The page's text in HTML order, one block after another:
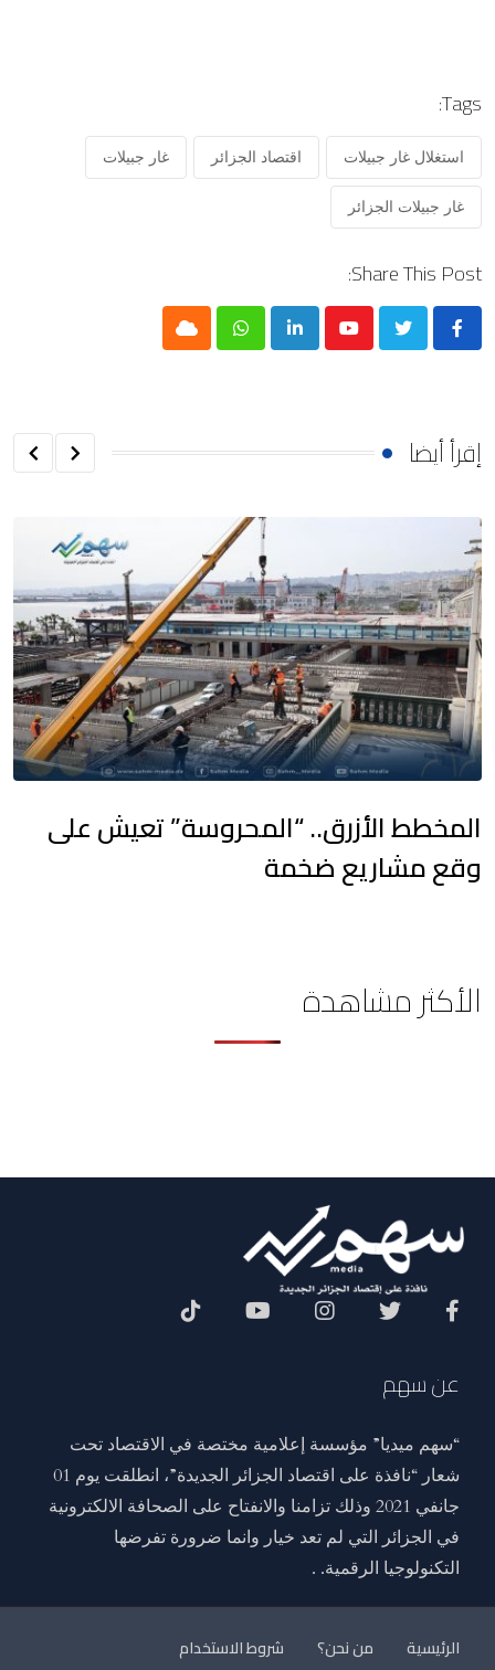
Tags:
استغلال غار جبيلات اقتصاد الجزائر غار جبيلات
غار جبيلات الجزائر
Share This Post:
Youtube
LinkedIn
Whatsapp
Cloud
إقرأ أيضا
المخطط الأزرق.. “المحروسة” تعيش على
وقع مشاريع ضخمة
الأكثر مشاهدة
عن سهم
“سهم ميديا” مؤسسة إعلامية مختصة في الاقتصاد تحت
شعار “نافذة على اقتصاد الجزائر الجديدة”، انطلقت يوم 01
جانفي 2021 وذلك تزامنا والانفتاح على الصحافة الالكترونية
في الجزائر التي لم تعد خيار وانما ضرورة تفرضها
التكنولوجيا الرقمية. .
الرئيسية من نحن؟ شروط الاستخدام